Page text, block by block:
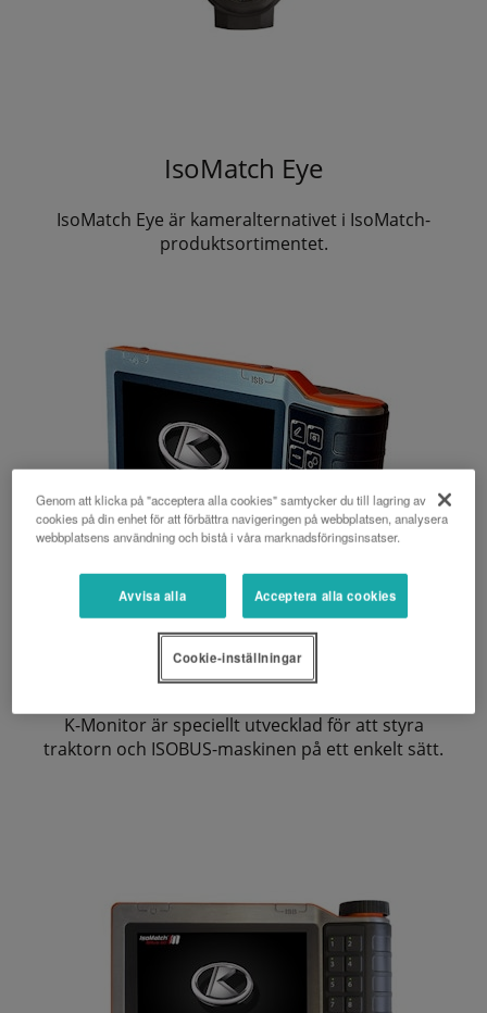
IsoMatch Eye
IsoMatch Eye är kameralternativet i IsoMatch-
produktsortimentet.
K-Monitor
K-Monitor är speciellt utvecklad för att styra
traktorn och ISOBUS-maskinen på ett enkelt sätt.
Genom att klicka på "acceptera alla cookies" samtycker du till lagring av
cookies på din enhet för att förbättra navigeringen på webbplatsen, analysera
webbplatsens användning och bistå i våra marknadsföringsinsatser.
Avvisa alla Acceptera alla cookies
Cookie-inställningar